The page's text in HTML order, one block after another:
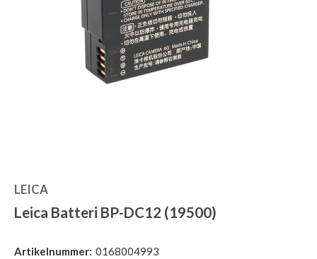
LEICA
Leica Batteri BP-DC12 (19500)
Artikelnummer: 0168004993